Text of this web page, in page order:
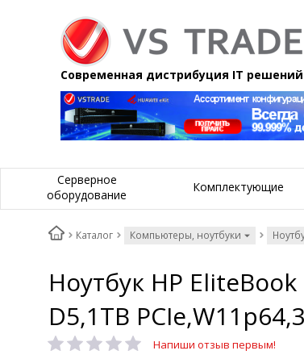
Современная дистрибуция IT решений
Серверное
оборудование
Комплектующие
Каталог Компьютеры, ноутбуки
Ноутбук HP
D5,1TB
Напиши отзыв первым!